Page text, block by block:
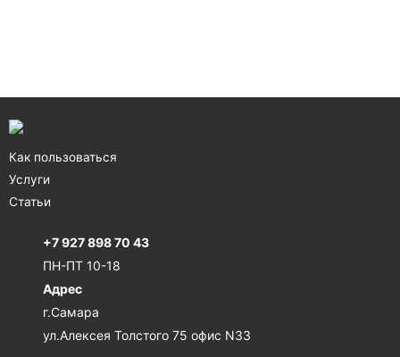
Как пользоваться
Услуги
Статьи
+7 927 898 70 43
ПН-ПТ 10-18
Адрес
г.Самара
ул.Алексея Толстого 75 офис N33